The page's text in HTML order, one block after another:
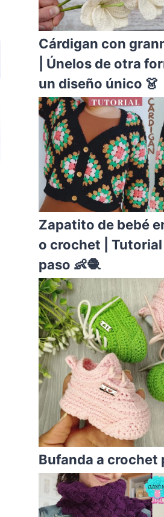
Cárdigan con
| Únelos de otra
un diseño único 👗
Zapatito de bebé
o crochet |
paso 👶🧶
Bufanda a crochet